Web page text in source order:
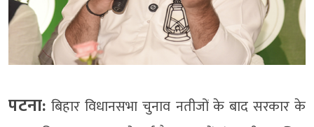
पटना: बिहार विधानसभा चुनाव नतीजों के बाद सरकार के